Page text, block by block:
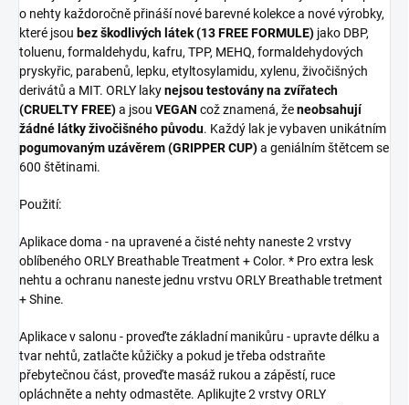
o nehty každoročně přináší nové barevné kolekce a nové výrobky,
které jsou bez škodlivých látek (13 FREE FORMULE) jako DBP,
toluenu, formaldehydu, kafru, TPP, MEHQ, formaldehydových
pryskyřic, parabenů, lepku, etyltosylamidu, xylenu, živočišných
derivátů a MIT. ORLY lakynejsou testovány na zvířatech
(CRUELTY FREE)a jsou VEGAN což znamená, ženeobsahují
žádné látky živočišného původu. Každý lak je vybaven unikátním
pogumovaným uzávěrem (GRIPPER CUP)a geniálním štětcem se
600 štětinami.
Použití:
Aplikace doma - na upravené a čisté nehty naneste 2 vrstvy
oblíbeného ORLY Breathable Treatment + Color. * Pro extra lesk
nehtu a ochranu naneste jednu vrstvu ORLY Breathable tretment
+ Shine.
Aplikace v salonu - proveďte základní manikůru - upravte délku a
tvar nehtů, zatlačte kůžičky a pokud je třeba odstraňte
přebytečnou část, proveďte masáž rukou a zápěstí, ruce
opláchněte a nehty odmastěte. Aplikujte 2 vrstvy ORLY